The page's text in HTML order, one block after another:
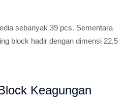
sebanyak 39 pcs. Sementara
block hadir dengan dimensi 22,5
Keagungan